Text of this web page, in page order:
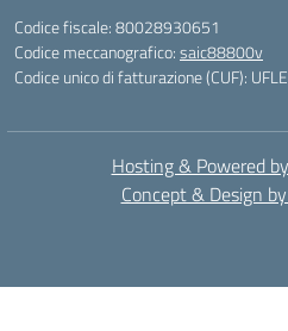
Codice fiscale: 80028930651
Codice meccanografico:saic88800v
Codice unico di fatturazione (CUF):
Hosting & Powered
Concept & Design